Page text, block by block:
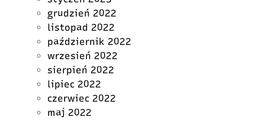
grudzień 2022
listopad 2022
październik 2022
wrzesień 2022
sierpień 2022
lipiec 2022
czerwiec 2022
maj 2022